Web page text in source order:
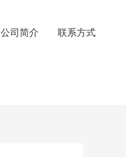
公司简介 联系方式